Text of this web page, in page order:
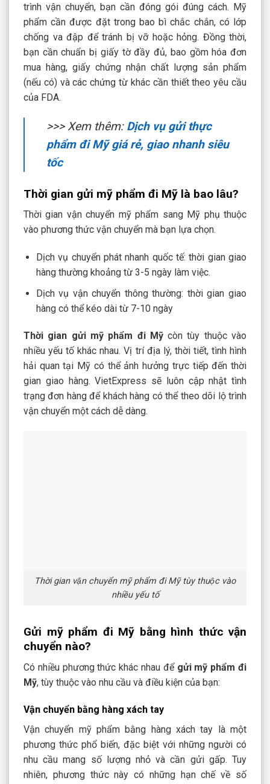
trình vận chuyển, bạn cần đóng gói đúng cách. Mỹ
phẩm cần được đặt trong bao bì chắc chắn, có lớp
chống va đập để tránh bị vỡ hoặc hỏng. Đồng thời,
bạn cần chuẩn bị giấy tờ đầy đủ, bao gồm hóa đơn
mua hàng, giấy chứng nhận chất lượng sản phẩm
(nếu có) và các chứng từ khác cần thiết theo yêu cầu
của FDA.
>>> Xem thêm: Dịch vụ gửi thực
phẩm đi Mỹ giá rẻ, giao nhanh siêu
tốc
Thời gian gửi mỹ phẩm đi Mỹ là bao lâu?
Thời gian vận chuyển mỹ phẩm sang Mỹ phụ thuộc
vào phương thức vận chuyển mà bạn lựa chọn.
Dịch vụ chuyển phát nhanh quốc tế: thời gian giao
hàng thường khoảng từ 3-5 ngày làm việc.
Dịch vụ vận chuyển thông thường: thời gian giao
hàng có thể kéo dài từ 7-10 ngày
Thời gian gửi mỹ phẩm đi Mỹcòn tùy thuộc vào
nhiều yếu tố khác nhau. Vị trí địa lý, thời tiết, tình hình
hải quan tại Mỹ có thể ảnh hưởng trực tiếp đến thời
gian giao hàng. VietExpress sẽ luôn cập nhật tình
trạng đơn hàng để khách hàng có thể theo dõi lộ trình
vận chuyển một cách dễ dàng.
Thời gian vận chuyển mỹ phẩm đi Mỹ tùy thuộc vào
nhiều yếu tố
Gửi mỹ phẩm đi Mỹ bằng hình thức vận
chuyển nào?
Có nhiều phương thức khác nhau để gửi mỹ phẩm đi
Mỹ, tùy thuộc vào nhu cầu và điều kiện của bạn:
Vận chuyển bằng hàng xách tay
Vận chuyển mỹ phẩm bằng hàng xách tay là một
phương thức phổ biến, đặc biệt với những người có
nhu cầu mang số lượng nhỏ và cần gửi gấp. Tuy
nhiên, phương thức này có những hạn chế về số